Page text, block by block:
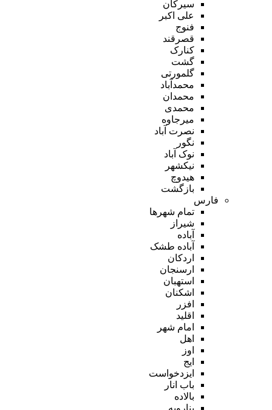
سیرکان
علی اکبر
فنوج
قصرقند
کنارک
گشت
گلمورتی
محمدآباد
محمدان
محمدی
میرجاوه
نصرت آباد
نگور
نوک آباد
نیکشهر
هیدوچ
بازگشت
فارس
تمام شهر‌ها
شیراز
آباده
آباده طشک
اردکان
ارسنجان
استهبان
اشکنان
افزر
اقلید
امام شهر
اهل
اوز
ایج
ایزدخواست
باب انار
بالاده
بنارویه